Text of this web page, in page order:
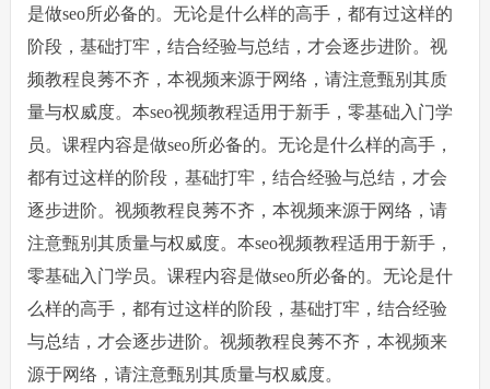
是做seo所必备的。无论是什么样的高手，都有过这样的
阶段，基础打牢，结合经验与总结，才会逐步进阶。视
频教程良莠不齐，本视频来源于网络，请注意甄别其质
量与权威度。 本seo视频教程适用于新手，零基础入门学
员。课程内容是做seo所必备的。无论是什么样的高手，
都有过这样的阶段，基础打牢，结合经验与总结，才会
逐步进阶。视频教程良莠不齐，本视频来源于网络，请
注意甄别其质量与权威度。 本seo视频教程适用于新手，
零基础入门学员。课程内容是做seo所必备的。无论是什
么样的高手，都有过这样的阶段，基础打牢，结合经验
与总结，才会逐步进阶。视频教程良莠不齐，本视频来
源于网络，请注意甄别其质量与权威度。